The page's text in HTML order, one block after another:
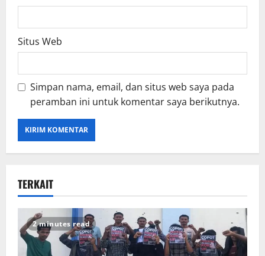
Situs Web
Simpan nama, email, dan situs web saya pada
peramban ini untuk komentar saya berikutnya.
TERKAIT
2 minutes read